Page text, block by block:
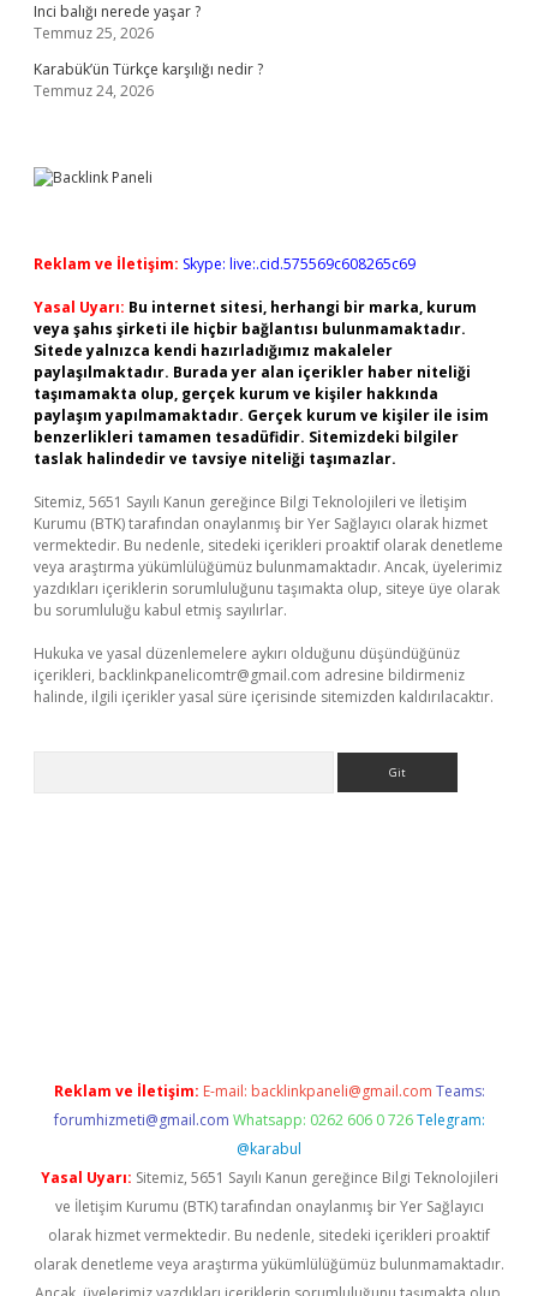
Inci balığı nerede yaşar ?
Temmuz 25, 2026
Karabük’ün Türkçe karşılığı nedir ?
Temmuz 24, 2026
Reklam ve İletişim: Skype: live:.cid.575569c608265c69
Yasal Uyarı: Bu internet sitesi, herhangi bir marka, kurum
veya şahıs şirketi ile hiçbir bağlantısı bulunmamaktadır.
Sitede yalnızca kendi hazırladığımız makaleler
paylaşılmaktadır. Burada yer alan içerikler haber niteliği
taşımamakta olup, gerçek kurum ve kişiler hakkında
paylaşım yapılmamaktadır. Gerçek kurum ve kişiler ile isim
benzerlikleri tamamen tesadüfidir. Sitemizdeki bilgiler
taslak halindedir ve tavsiye niteliği taşımazlar.
Sitemiz, 5651 Sayılı Kanun gereğince Bilgi Teknolojileri ve İletişim
Kurumu (BTK) tarafından onaylanmış bir Yer Sağlayıcı olarak hizmet
vermektedir. Bu nedenle, sitedeki içerikleri proaktif olarak denetleme
veya araştırma yükümlülüğümüz bulunmamaktadır. Ancak, üyelerimiz
yazdıkları içeriklerin sorumluluğunu taşımakta olup, siteye üye olarak
bu sorumluluğu kabul etmiş sayılırlar.
Hukuka ve yasal düzenlemelere aykırı olduğunu düşündüğünüz
içerikleri, backlinkpanelicomtr@gmail.com adresine bildirmeniz
halinde, ilgili içerikler yasal süre içerisinde sitemizden kaldırılacaktır.
Reklam ve İletişim: E-mail: backlinkpaneli@gmail.com Teams:
forumhizmeti@gmail.com Whatsapp: 0262 606 0 726 Telegram:
@karabul
Yasal Uyarı: Sitemiz, 5651 Sayılı Kanun gereğince Bilgi Teknolojileri
ve İletişim Kurumu (BTK) tarafından onaylanmış bir Yer Sağlayıcı
olarak hizmet vermektedir. Bu nedenle, sitedeki içerikleri proaktif
olarak denetleme veya araştırma yükümlülüğümüz bulunmamaktadır.